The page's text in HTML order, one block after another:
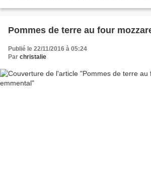
Pommes de terre au four
Publié le 22/11/2016 à 05:24
Par christalie